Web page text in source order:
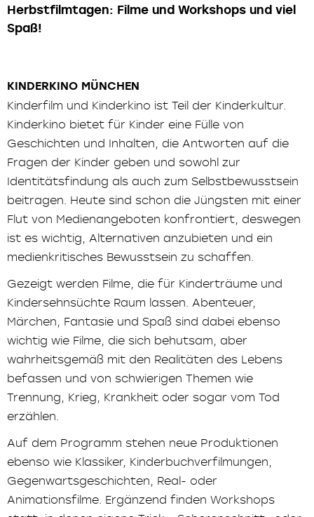
Herbstfilmtagen: Filme und Workshops und viel
Spaß!
KINDERKINO MÜNCHEN
Kinderfilm und Kinderkino ist Teil der Kinderkultur.
Kinderkino bietet für Kinder eine Fülle von
Geschichten und Inhalten, die Antworten auf die
Fragen der Kinder geben und sowohl zur
Identitätsfindung als auch zum Selbstbewusstsein
beitragen. Heute sind schon die Jüngsten mit einer
Flut von Medienangeboten konfrontiert, deswegen
ist es wichtig, Alternativen anzubieten und ein
medienkritisches Bewusstsein zu schaffen.
Gezeigt werden Filme, die für Kinderträume und
Kindersehnsüchte Raum lassen. Abenteuer,
Märchen, Fantasie und Spaß sind dabei ebenso
wichtig wie Filme, die sich behutsam, aber
wahrheitsgemäß mit den Realitäten des Lebens
befassen und von schwierigen Themen wie
Trennung, Krieg, Krankheit oder sogar vom Tod
erzählen.
Auf dem Programm stehen neue Produktionen
ebenso wie Klassiker, Kinderbuchverfilmungen,
Gegenwartsgeschichten, Real- oder
Animationsfilme. Ergänzend finden Workshops